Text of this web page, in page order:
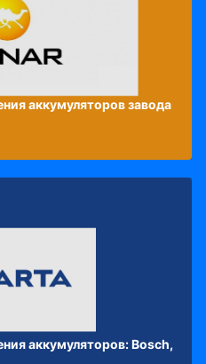
аккумуляторов завода
аккумуляторов: Bosch,